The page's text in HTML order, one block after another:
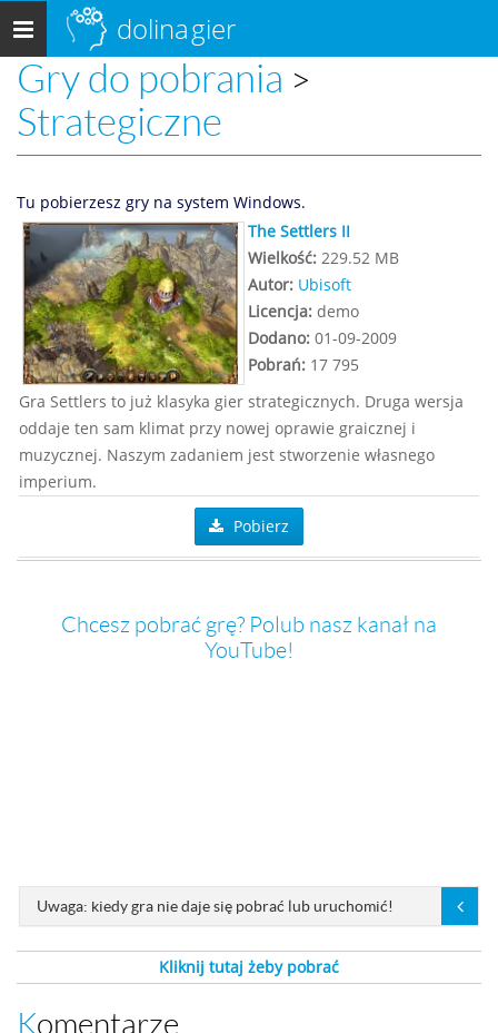
Menu
główne
dolinagier
Gry do pobrania >
Strategiczne
Tu pobierzesz gry na system Windows.
The Settlers II
Wielkość: 229.52 MB
Autor: Ubisoft
Licencja: demo
Dodano: 01-09-2009
Pobrań: 17 795
Gra Settlers to już klasyka gier strategicznych. Druga wersja
oddaje ten sam klimat przy nowej oprawie graicznej i
muzycznej. Naszym zadaniem jest stworzenie własnego
imperium.
Pobierz
Chcesz pobrać grę? Polub nasz kanał na
YouTube!
Uwaga: kiedy gra nie daje się pobrać lub uruchomić!
Kliknij tutaj żeby pobrać
Komentarze